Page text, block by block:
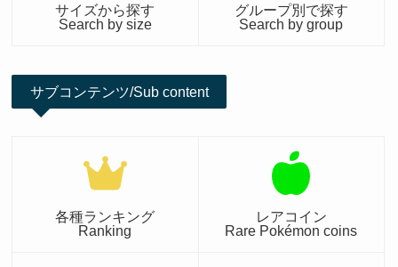
サイズから探す
Search by size
グループ別で探す
Search by group
サブコンテンツ/Sub content
各種ランキング
Ranking
レアコイン
Rare Pokémon coins